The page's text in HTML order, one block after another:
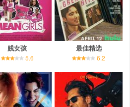
贱女孩
5.6
最佳精选
6.2